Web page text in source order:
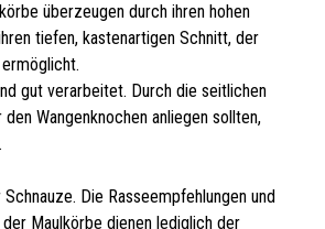
überzeugen durch ihren hohen
tiefen, kastenartigen Schnitt, der
gut verarbeitet. Durch die seitlichen
Wangenknochen anliegen sollten,
Die Rasseempfehlungen und
Maulkörbe dienen lediglich der